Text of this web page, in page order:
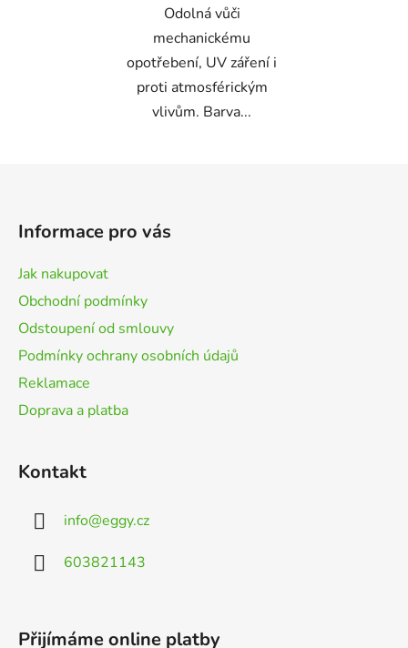
Odolná vůči
mechanickému
opotřebení, UV záření i
proti atmosférickým
vlivům. Barva...
Informace pro vás
Jak nakupovat
Obchodní podmínky
Odstoupení od smlouvy
Podmínky ochrany osobních údajů
Reklamace
Doprava a platba
Kontakt
info@eggy.cz
603821143
Přijímáme online platby